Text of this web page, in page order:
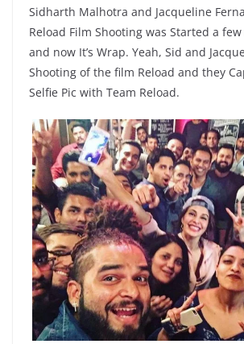
Sidharth Malhotra and Jacqueline
Reload Film Shooting was Started a
and now It’s Wrap. Yeah, Sid and
Shooting of the film Reload and they
Selfie Pic with Team Reload.